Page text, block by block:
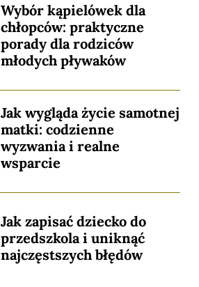
Wybór kąpielówek dla
chłopców: praktyczne
porady dla rodziców
młodych pływaków
Jak wygląda życie samotnej
matki: codzienne
wyzwania i realne
wsparcie
Jak zapisać dziecko do
przedszkola i uniknąć
najczęstszych błędów